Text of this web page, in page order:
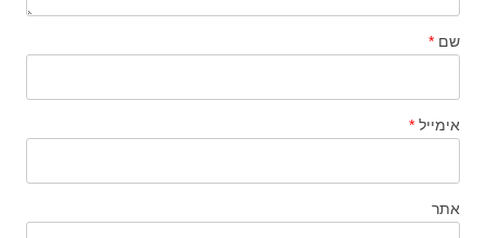
שם *
אימייל *
אתר